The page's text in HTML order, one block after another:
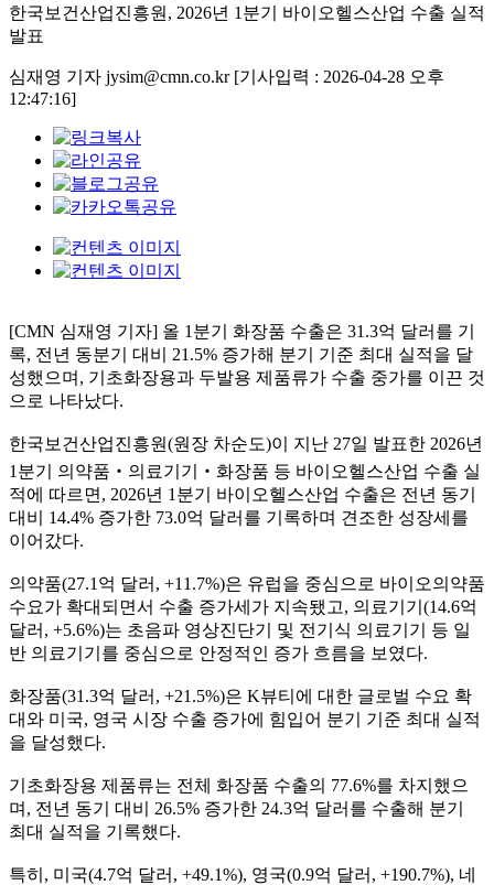
한국보건산업진흥원, 2026년 1분기 바이오헬스산업 수출 실적
발표
심재영 기자 jysim@cmn.co.kr [기사입력 : 2026-04-28 오후
12:47:16]
[CMN 심재영 기자] 올 1분기 화장품 수출은 31.3억 달러를 기
록, 전년 동분기 대비 21.5% 증가해 분기 기준 최대 실적을 달
성했으며, 기초화장용과 두발용 제품류가 수출 중가를 이끈 것
으로 나타났다.
한국보건산업진흥원(원장 차순도)이 지난 27일 발표한 2026년
1분기 의약품‧의료기기‧화장품 등 바이오헬스산업 수출 실
적에 따르면, 2026년 1분기 바이오헬스산업 수출은 전년 동기
대비 14.4% 증가한 73.0억 달러를 기록하며 견조한 성장세를
이어갔다.
의약품(27.1억 달러, +11.7%)은 유럽을 중심으로 바이오의약품
수요가 확대되면서 수출 증가세가 지속됐고, 의료기기(14.6억
달러, +5.6%)는 초음파 영상진단기 및 전기식 의료기기 등 일
반 의료기기를 중심으로 안정적인 증가 흐름을 보였다.
화장품(31.3억 달러, +21.5%)은 K뷰티에 대한 글로벌 수요 확
대와 미국, 영국 시장 수출 증가에 힘입어 분기 기준 최대 실적
을 달성했다.
기초화장용 제품류는 전체 화장품 수출의 77.6%를 차지했으
며, 전년 동기 대비 26.5% 증가한 24.3억 달러를 수출해 분기
최대 실적을 기록했다.
특히, 미국(4.7억 달러, +49.1%), 영국(0.9억 달러, +190.7%), 네